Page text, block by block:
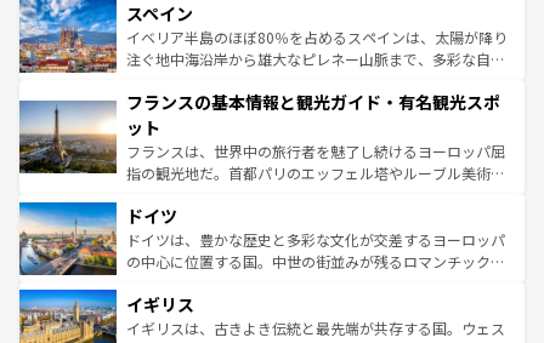
ろん、トスカーナの美しい田園風景やアマルフィ海岸の絶
景など、自然景観も見逃せない。観光の合間には、本場の
ピザやパスタなど、絶品のイタリア料理を堪能することも
ませてくれるイタリアで、忘れられない旅をしてみよう！
なお、新着のイタリア情報は
しい。
スペイン
イベリア半島のほぼ80％を占めるスペインは、太陽が降り
注ぐ地中海沿岸から雄大なピレネー山脈まで、多彩な自然
文化が根付くこの国では、情熱的なフラメンコ、熱気あふ
れる闘牛、そして美味しいタパスが生活の一部となってい
る。首都マドリードの洗練された雰囲気や、バルセロナの
アートに溢れた街角から、地方では古代ローマ遺跡や中世
せる。地方によって風土や気候が異なるスペインはその個
性で訪れる人を魅了する。 なお、新着のスペイン情報は コ
ンテンツ一覧を参照してほしい。
フランスの基本情報と観光ガイド・有名観光スポ
ット
フランスは、世界中の旅行者を魅了し続けるヨーロッパ屈
指の観光地だ。首都パリのエッフェル塔やルーブル美術館
で、幅広い魅力が詰まっている。華麗な宮殿、歴史的な大
聖堂、美しいビーチ、そして豊かな自然が、訪れる者を心
から魅了する。また、フランスは美食の国としても知ら
いる。シャンパンの発祥地であるランス、プロヴァンスの
香り高いラベンダー畑など、多彩な楽しみ方が可能だ。さ
ドイツ
ドイツは、豊かな歴史と多彩な文化が交差するヨーロッパ
の中心に位置する国。中世の街並みが残るロマンチック街
顔を持つこの国は、どこを歩いても飽きることがない。ベ
ルリンの文化的活気、バイエルン州のアルプスの絶景、そ
イギリス
イギリスは、古きよき伝統と最先端が共存する国。ウェス